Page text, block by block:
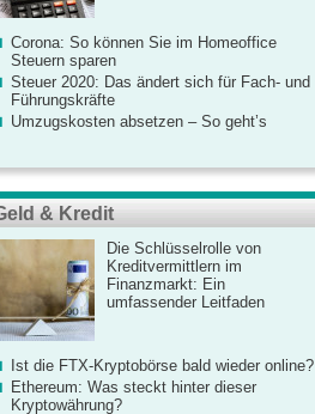
Corona: So können Sie im Homeoffice
Steuern sparen
Steuer 2020: Das ändert sich für Fach- und
Führungskräfte
Umzugskosten absetzen – So geht’s
& Kredit
Die Schlüsselrolle von
Kreditvermittlern im
Finanzmarkt: Ein
umfassender Leitfaden
Ist die FTX-Kryptobörse bald wieder online?
Ethereum: Was steckt hinter dieser
Kryptowährung?